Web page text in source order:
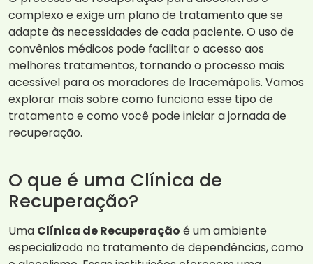
complexo e exige um plano de tratamento que se
adapte às necessidades de cada paciente. O uso de
convênios médicos pode facilitar o acesso aos
melhores tratamentos, tornando o processo mais
acessível para os moradores de Iracemápolis. Vamos
explorar mais sobre como funciona esse tipo de
tratamento e como você pode iniciar a jornada de
recuperação.
O que é uma Clínica de
Recuperação?
Uma Clínica de Recuperação é um ambiente
especializado no tratamento de dependências, como